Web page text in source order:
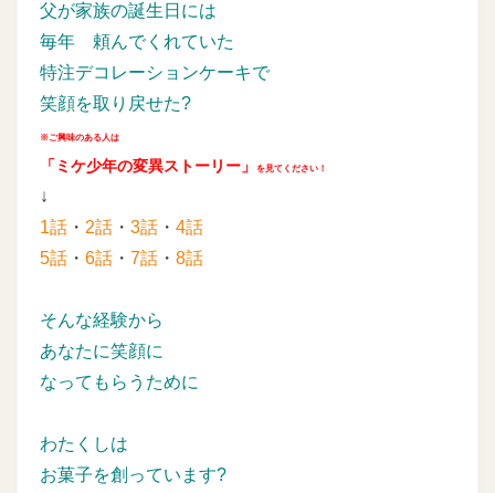
父が家族の誕生日には
毎年 頼んでくれていた
特注デコレーションケーキで
笑顔を取り戻せた?
※ご興味のある人は
「ミケ少年の変異ストーリー」 を見てください！
↓
1話 ・ 2話 ・ 3話 ・ 4話
5話 ・ 6話 ・ 7話 ・ 8話
そんな経験から
あなたに笑顔に
なってもらうために
わたくしは
お菓子を創っています?